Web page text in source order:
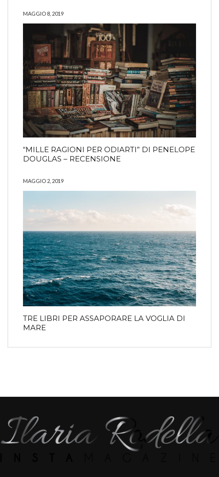
MAGGIO 8, 2019
“MILLE RAGIONI PER ODIARTI” DI PENELOPE
DOUGLAS – RECENSIONE
MAGGIO 2, 2019
TRE LIBRI PER ASSAPORARE LA VOGLIA DI
MARE